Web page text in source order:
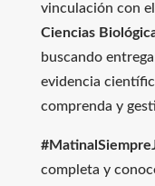
vinculación con
Ciencias
buscando
evidencia
comprenda y
completa y